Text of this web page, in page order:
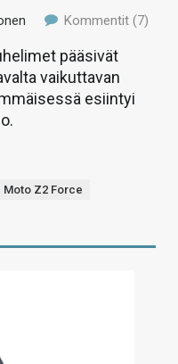
Kommentit (7)
pääsivät
vaikuttavan
esiintyi
Moto Z2 Force